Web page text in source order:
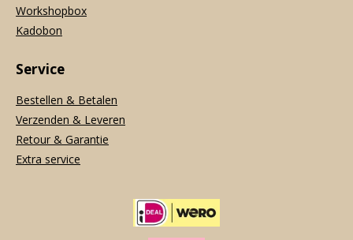
Workshopbox
Kadobon
Service
Bestellen & Betalen
Verzenden & Leveren
Retour & Garantie
Extra service